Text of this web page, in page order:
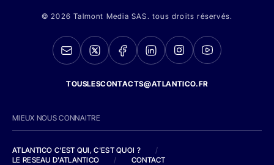
© 2026 Talmont Media SAS. tous droits réservés.
TOUSLESCONTACTS@ATLANTICO.FR
MIEUX NOUS CONNAITRE
ATLANTICO C'EST QUI, C'EST QUOI ?
/
LE RESEAU D'ATLANTICO
/ CONTACT